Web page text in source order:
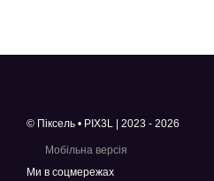
© Піксель • PIX3L | 2023 - 2026
Мобільна версія
Ми в соцмережах